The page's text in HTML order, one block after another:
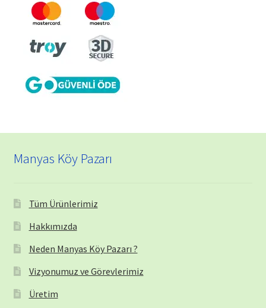
Manyas Köy Pazarı
Tüm Ürünlerimiz
Hakkımızda
Neden Manyas Köy Pazarı ?
Vizyonumuz ve Görevlerimiz
Üretim